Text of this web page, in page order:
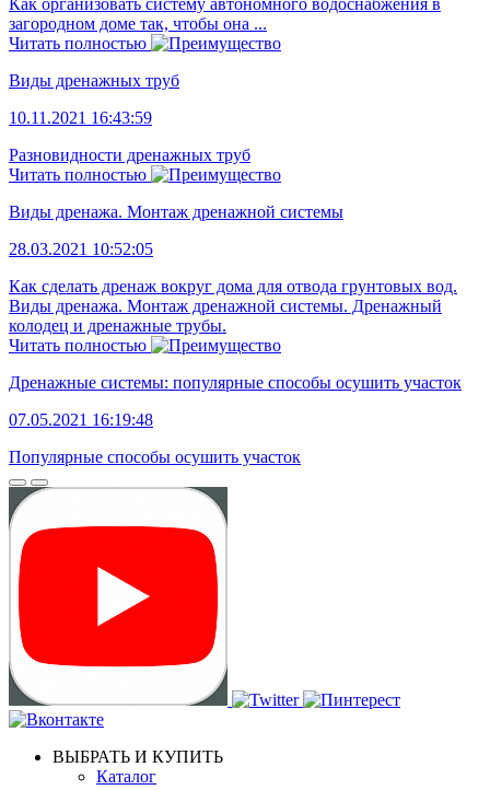
загородном доме так, чтобы она ...
Читать полностью
Виды дренажных труб
10.11.2021 16:43:59
Разновидности дренажных труб
Читать полностью
Виды дренажа. Монтаж дренажной системы
28.03.2021 10:52:05
Как сделать дренаж вокруг дома для отвода грунтовых вод.
Виды дренажа. Монтаж дренажной системы. Дренажный
колодец и дренажные трубы.
Читать полностью
Дренажные системы: популярные способы осушить участок
07.05.2021 16:19:48
Популярные способы осушить участок
ВЫБРАТЬ И КУПИТЬ
Каталог